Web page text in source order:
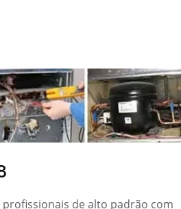
profissionais de alto padrão com